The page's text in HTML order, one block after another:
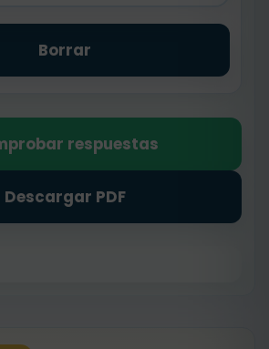
Borrar
respuestas
Descargar PDF